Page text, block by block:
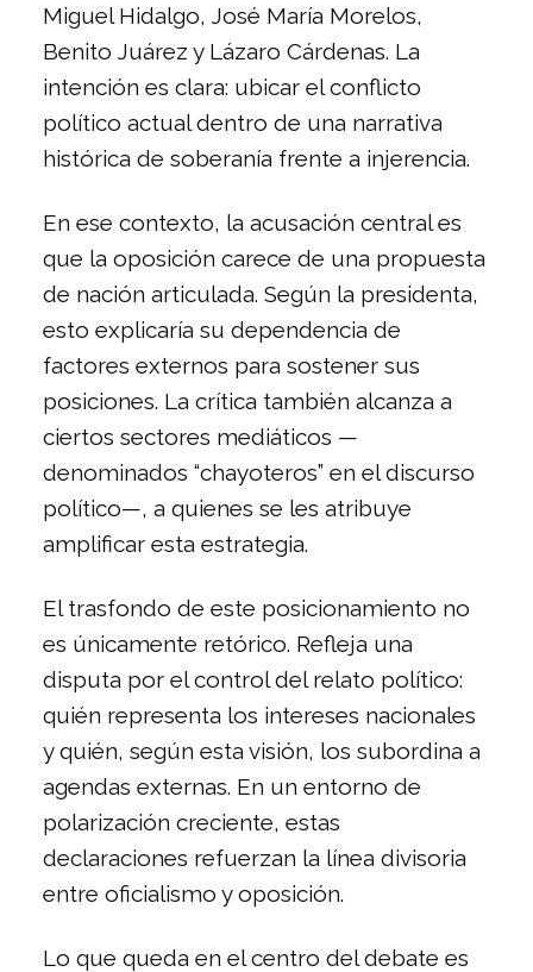
Miguel Hidalgo, José María Morelos,
Benito Juárez y Lázaro Cárdenas. La
intención es clara: ubicar el conflicto
político actual dentro de una narrativa
histórica de soberanía frente a injerencia.
En ese contexto, la acusación central es
que la oposición carece de una propuesta
de nación articulada. Según la presidenta,
esto explicaría su dependencia de
factores externos para sostener sus
posiciones. La crítica también alcanza a
ciertos sectores mediáticos —
denominados “chayoteros” en el discurso
político—, a quienes se les atribuye
amplificar esta estrategia.
El trasfondo de este posicionamiento no
es únicamente retórico. Refleja una
disputa por el control del relato político:
quién representa los intereses nacionales
y quién, según esta visión, los subordina a
agendas externas. En un entorno de
polarización creciente, estas
declaraciones refuerzan la línea divisoria
entre oficialismo y oposición.
Lo que queda en el centro del debate es